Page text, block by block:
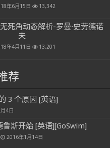
年6月15日 13,342
死角动态解析-罗曼·史劳德诺
夫
年4月11日 13,201
荐
3 个原因 [英语]
4日
鲁斯开始 [英语][GoSwim]
2016年1月14日